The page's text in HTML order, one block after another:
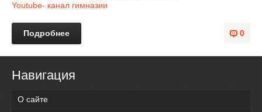
Youtube- канал гимназии
0
Подробнее
Навигация
О сайте